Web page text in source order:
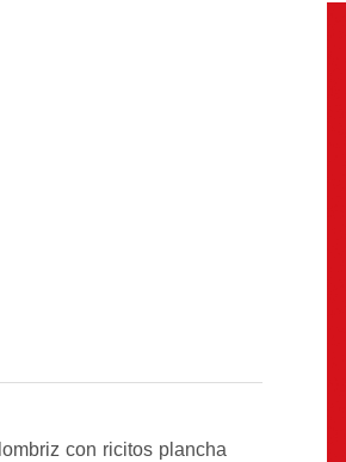
con ricitos plancha